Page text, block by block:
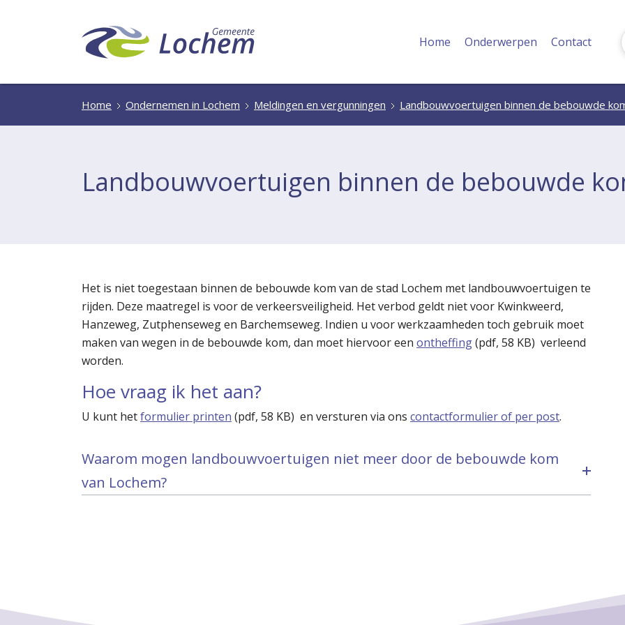
Home Onderwerpen Contact
Home Ondernemen in Lochem Meldingen en vergunningen Landbouwvoertuigen binnen de bebouwde
Landbouwvoertuigen binnen de bebouwde
Het is niet toegestaan binnen de bebouwde kom van de stad Lochem met landbouwvoertuigen te
rijden. Deze maatregel is voor de verkeersveiligheid. Het verbod geldt niet voor Kwinkweerd,
Hanzeweg, Zutphenseweg en Barchemseweg. Indien u voor werkzaamheden toch gebruik moet
maken van wegen in de bebouwde kom, dan moet hiervoor een ontheffing(pdf, 58 KB) verleend
worden.
Hoe vraag ik het aan?
U kunt hetformulier printen (pdf, 58 KB) en versturen via ons contactformulier of per post.
Waarom mogen landbouwvoertuigen niet meer door de bebouwde kom
van Lochem?